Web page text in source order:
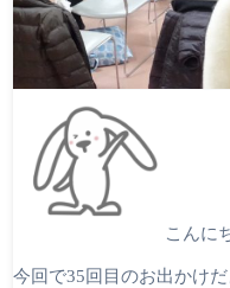
こんに
今回で35回目のお出かけ